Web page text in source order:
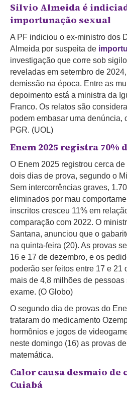
Silvio Almeida é
importunação sexual
A PF indiciou o ex-ministro dos
Almeida por suspeita de
investigação que corre sob
reveladas em setembro de
demissão na época. Entre as
depoimento está a ministra da
Franco. Os relatos são
podem embasar uma denúncia,
PGR. (UOL)
Enem 2025 registra 70%
O Enem 2025 registrou cerca de
dois dias de prova, segundo o
Sem intercorrências graves,
eliminados por mau
inscritos cresceu 11% em
comparação com 2022. O
Santana, anunciou que o
na quinta-feira (20). As provas
16 e 17 de dezembro, e os
poderão ser feitos entre 17 e 21
mais de 4,8 milhões de
exame. (O Globo)
O segundo dia de provas do
trataram do medicamento
hormônios e jogos de
neste domingo (16) as provas
matemática.
Calor causa desmaio de
Cuiabá